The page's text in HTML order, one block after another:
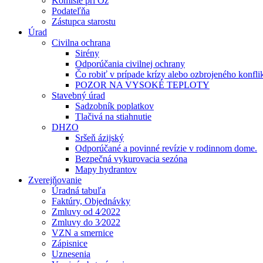
Podateľňa
Zástupca starostu
Úrad
Civilna ochrana
Sirény
Odporúčania civilnej ochrany
Čo robiť v prípade krízy alebo ozbrojeného
POZOR NA VYSOKÉ TEPLOTY
Stavebný úrad
Sadzobník poplatkov
Tlačivá na stiahnutie
DHZO
Sršeň ázijský
Odporúčané a povinné revízie v rodinnom dome.
Bezpečná vykurovacia sezóna
Mapy hydrantov
Zverejňovanie
Úradná tabuľa
Faktúry, Objednávky
Zmluvy od 4⁄2022
Zmluvy do 3⁄2022
VZN a smernice
Zápisnice
Uznesenia